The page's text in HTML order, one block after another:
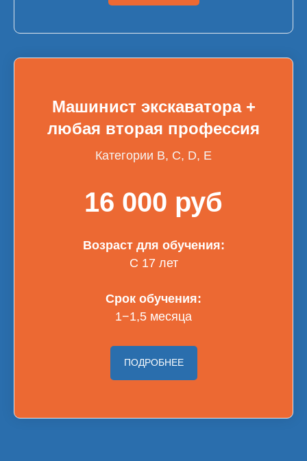
Машинист экскаватора +
любая вторая профессия
Категории B, С, D, E
16 000 руб
Возраст для обучения:
С 17 лет
Срок обучения:
1−1,5 месяца
ПОДРОБНЕЕ